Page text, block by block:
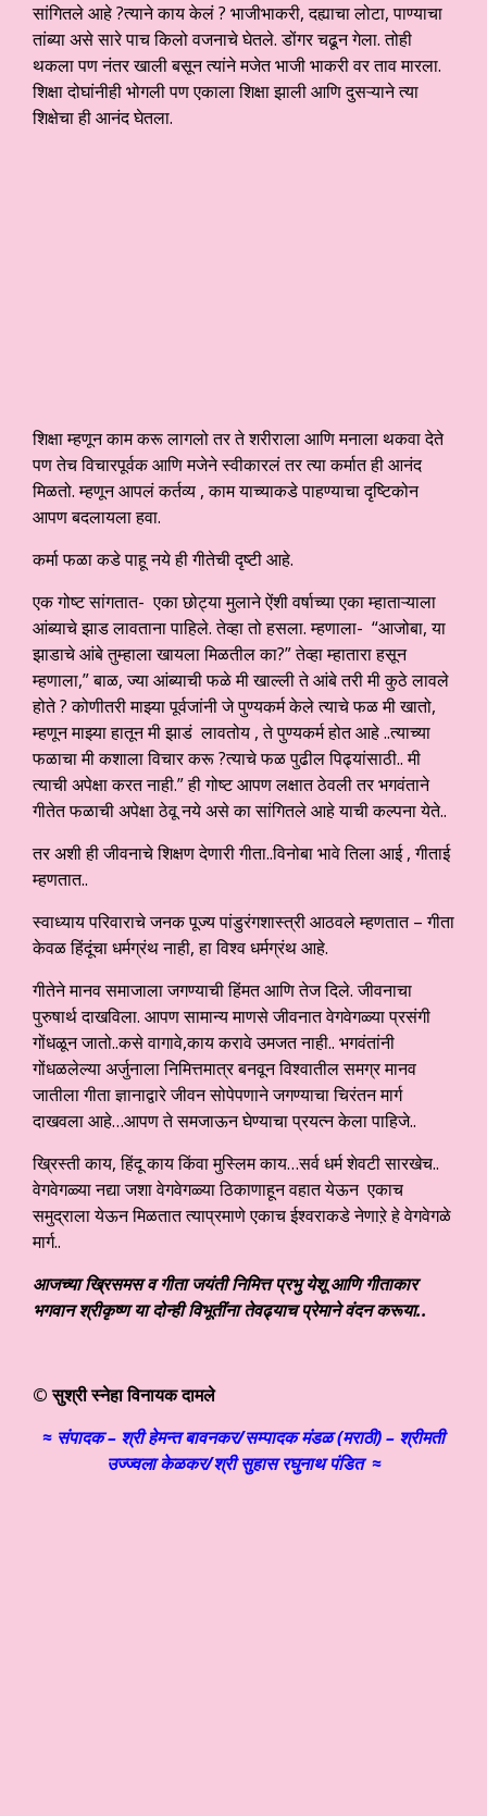
सांगितले आहे ?त्याने काय केलं ? भाजीभाकरी, दह्याचा लोटा, पाण्याचा
तांब्या असे सारे पाच किलो वजनाचे घेतले. डोंगर चढून गेला. तोही
थकला पण नंतर खाली बसून त्यांने मजेत भाजी भाकरी वर ताव मारला.
शिक्षा दोघांनीही भोगली पण एकाला शिक्षा झाली आणि दुसऱ्याने त्या
शिक्षेचा ही आनंद घेतला.
शिक्षा म्हणून काम करू लागलो तर ते शरीराला आणि मनाला थकवा देते
पण तेच विचारपूर्वक आणि मजेने स्वीकारलं तर त्या कर्मात ही आनंद
मिळतो. म्हणून आपलं कर्तव्य , काम याच्याकडे पाहण्याचा दृष्टिकोन
आपण बदलायला हवा.
कर्मा फळा कडे पाहू नये ही गीतेची दृष्टी आहे.
एक गोष्ट सांगतात- एका छोट्या मुलाने ऐंशी वर्षाच्या एका म्हाताऱ्याला
आंब्याचे झाड लावताना पाहिले. तेव्हा तो हसला. म्हणाला- “आजोबा, या
झाडाचे आंबे तुम्हाला खायला मिळतील का?” तेव्हा म्हातारा हसून
म्हणाला,” बाळ, ज्या आंब्याची फळे मी खाल्ली ते आंबे तरी मी कुठे लावले
होते ? कोणीतरी माझ्या पूर्वजांनी जे पुण्यकर्म केले त्याचे फळ मी खातो,
म्हणून माझ्या हातून मी झाडं लावतोय , ते पुण्यकर्म होत आहे ..त्याच्या
फळाचा मी कशाला विचार करू ?त्याचे फळ पुढील पिढ्यांसाठी.. मी
त्याची अपेक्षा करत नाही.” ही गोष्ट आपण लक्षात ठेवली तर भगवंताने
गीतेत फळाची अपेक्षा ठेवू नये असे का सांगितले आहे याची कल्पना येते..
तर अशी ही जीवनाचे शिक्षण देणारी गीता..विनोबा भावे तिला आई , गीताई
म्हणतात..
स्वाध्याय परिवाराचे जनक पूज्य पांडुरंगशास्त्री आठवले म्हणतात – गीता
केवळ हिंदूंचा धर्मग्रंथ नाही, हा विश्व धर्मग्रंथ आहे.
गीतेने मानव समाजाला जगण्याची हिंमत आणि तेज दिले. जीवनाचा
पुरुषार्थ दाखविला. आपण सामान्य माणसे जीवनात वेगवेगळ्या प्रसंगी
गोंधळून जातो..कसे वागावे,काय करावे उमजत नाही.. भगवंतांनी
गोंधळलेल्या अर्जुनाला निमित्तमात्र बनवून विश्वातील समग्र मानव
जातीला गीता ज्ञानाद्वारे जीवन सोपेपणाने जगण्याचा चिरंतन मार्ग
दाखवला आहे…आपण ते समजाऊन घेण्याचा प्रयत्न केला पाहिजे..
ख्रिस्ती काय, हिंदू काय किंवा मुस्लिम काय…सर्व धर्म शेवटी सारखेच..
वेगवेगळ्या नद्या जशा वेगवेगळ्या ठिकाणाहून वहात येऊन एकाच
समुद्राला येऊन मिळतात त्याप्रमाणे एकाच ईश्वराकडे नेणाऱे हे वेगवेगळे
मार्ग..
आजच्या ख्रिसमस व गीता जयंती निमित्त प्रभु येशू आणि गीताकार
भगवान श्रीकृष्ण या दोन्ही विभूतींना तेवढ्याच प्रेमाने वंदन करूया..
© सुश्री स्नेहा विनायक दामले
≈ संपादक – श्री हेमन्त बावनकर/सम्पादक मंडळ (मराठी) – श्रीमती
उज्ज्वला केळकर/श्री सुहास रघुनाथ पंडित ≈